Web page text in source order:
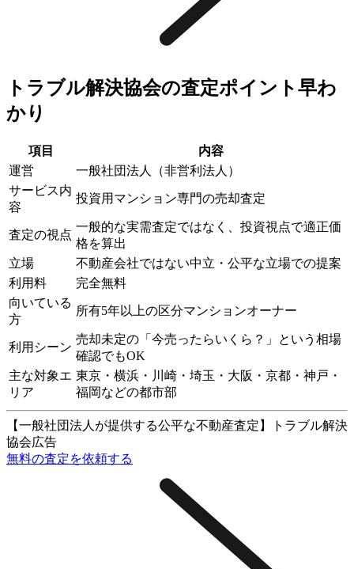
トラブル解決協会の査定ポイント早わ
かり
項目
内容
運営
一般社団法人（非営利法人）
サービス内
容
投資用マンション専門の売却査定
査定の視点
一般的な実需査定ではなく、投資視点で適正価
格を算出
立場
不動産会社ではない中立・公平な立場での提案
利用料
完全無料
向いている
方
所有5年以上の区分マンションオーナー
利用シーン
売却未定の「今売ったらいくら？」という相場
確認でもOK
主な対象エ
リア
東京・横浜・川崎・埼玉・大阪・京都・神戸・
福岡などの都市部
【一般社団法人が提供する公平な不動産査定】トラブル解決
協会広告
無料の査定を依頼する